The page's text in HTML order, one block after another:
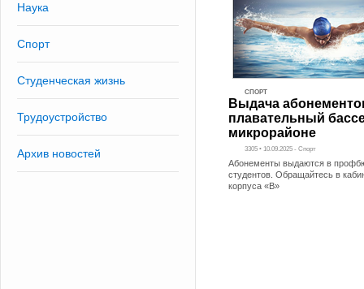
Наука
Спорт
Студенческая жизнь
Трудоустройство
Архив новостей
СПОРТ
Выдача
плавательный
микрорайоне
3305 • 10.09.2025 - Спорт
Абонементы выдаются в
студентов. Обращайтесь в
корпуса «В»